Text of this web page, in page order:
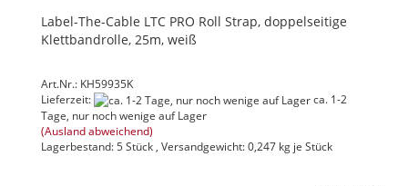
Label-The-Cable LTC PRO Roll Strap, doppelseitige
Klettbandrolle, 25m, weiß
Art.Nr.: KH59935K
Lieferzeit:
ca. 1-2
Tage, nur noch wenige auf Lager
(Ausland abweichend)
Lagerbestand: 5 Stück , Versandgewicht:0,247 kg je Stück